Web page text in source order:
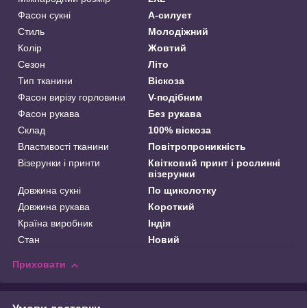
Фасон сукні
А-силует
Стиль
Молодіжний
Колір
Жовтий
Сезон
Літо
Тип тканини
Віскоза
Фасон вирізу горловини
V-подібним
Фасон рукава
Без рукава
Склад
100% віскоза
Властивості тканини
Повітропроникність
Візерунки і принти
Квітковий принт і рослинні
візерунки
Довжина сукні
По щиколотку
Довжина рукава
Короткий
Країна виробник
Індія
Стан
Новий
Приховати